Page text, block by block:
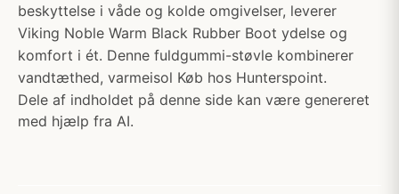
beskyttelse i våde og kolde omgivelser, leverer
Viking Noble Warm Black Rubber Boot ydelse og
komfort i ét. Denne fuldgummi-støvle kombinerer
vandtæthed, varmeisol Køb hos Hunterspoint.
Dele af indholdet på denne side kan være genereret
med hjælp fra AI.